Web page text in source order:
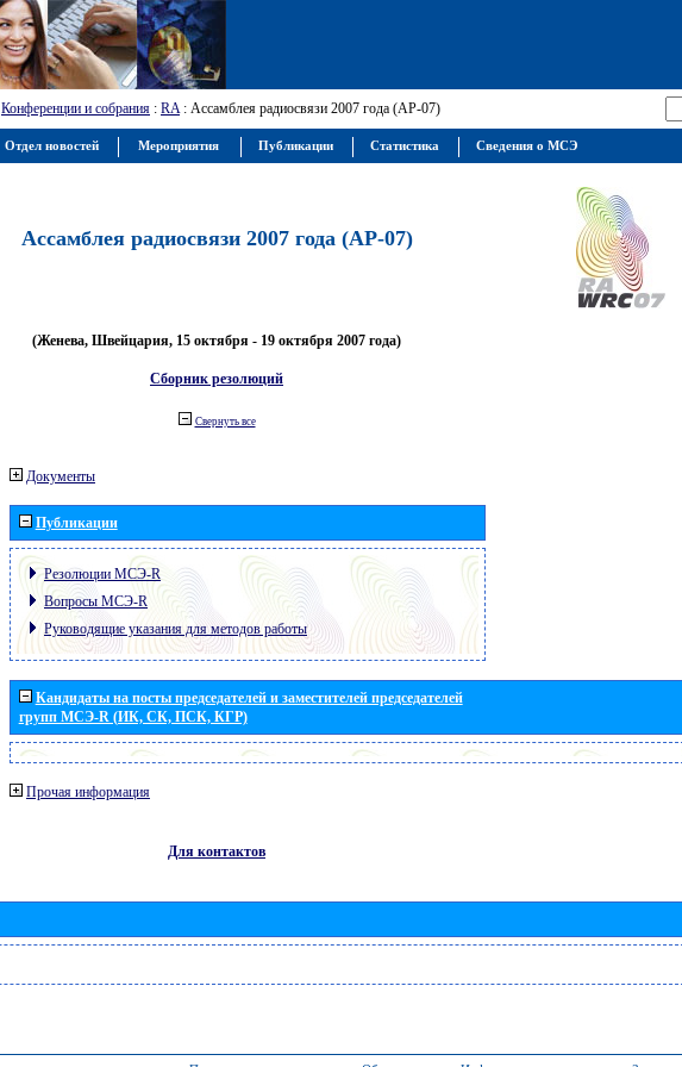
Конференции и собрания : RA: Ассамблея радиосвязи 2007 года (АР-07)
Ассамблея радиосвязи 2007 года (АР-07)
(Женева, Швейцария, 15 октября - 19 октября 2007 года)
Сборник резолюций
Свернуть все
Документы
Публикации
Резолюции МСЭ-R
Вопросы МСЭ-R
Руководящие указания для методов работы
Кандидаты на посты председателей и заместителей председателей
групп МСЭ-R (ИК, СК, ПСК, КГР)
Прочая информация
Для контактов
Отдел новостей Мероприятия Публикации Статистика Сведения о МСЭ